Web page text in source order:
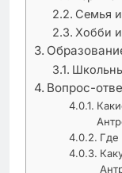
Семья
Хобби
Вопрос-
Где